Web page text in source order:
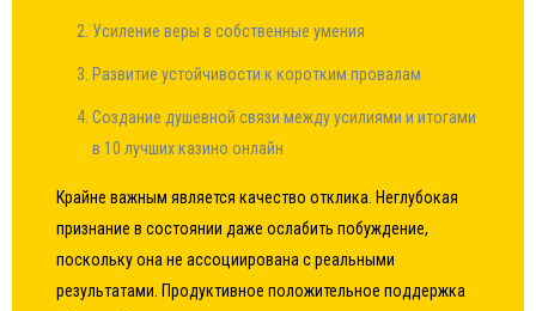
Усиление веры в собственные умения
Развитие устойчивости к коротким провалам
Создание душевной связи между усилиями и итогами
в 10 лучших казино онлайн
Крайне важным является качество отклика. Неглубокая
признание в состоянии даже ослабить побуждение,
поскольку она не ассоциирована с реальными
результатами. Продуктивное положительное поддержка